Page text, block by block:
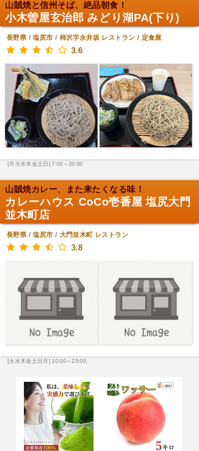
山賊焼と信州そば、絶品朝食！
小木曽屋玄治郎 みどり湖PA(下り)
長野県/塩尻市 / 柿沢字永井坂 レストラン / 定食屋
3.6
[月火水木金土日] 7:00～20:00
山賊焼カレー、また来たくなる味！
カレーハウス CoCo壱番屋 塩尻大門
並木町店
長野県/塩尻市 / 大門並木町 レストラン
3.8
[火水木金土日月] 10:00～23:00